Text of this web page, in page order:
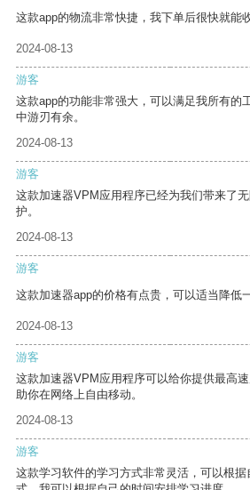
这款app的物流非常快捷，我下单后很快就能
2024-08-13
游客
这款app的功能非常强大，可以满足我所有的
中游刃有余。
2024-08-13
游客
这款加速器VPM应用程序已经为我们带来了
护。
2024-08-13
游客
这款加速器app的价格有点贵，可以适当降低
2024-08-13
游客
这款加速器VPM应用程序可以给你提供最高
助你在网络上自由移动。
2024-08-13
游客
这款学习软件的学习方式非常灵活，可以根